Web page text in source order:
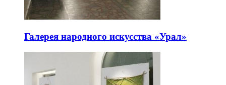
Галерея народного искусства «Урал»